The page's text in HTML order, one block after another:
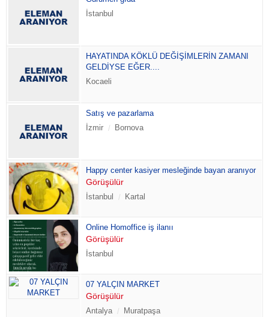
İstanbul
HAYATINDA KÖKLÜ DEĞİŞİMLERİN ZAMANI
GELDİYSE EĞER....
Kocaeli
Satış ve pazarlama
İzmir
Bornova
Happy center kasiyer mesleğinde bayan aranıyor
Görüşülür
İstanbul Kartal
Online Homoffice iş ilanıı
Görüşülür
İstanbul
07 YALÇIN MARKET
Görüşülür
Antalya Muratpaşa